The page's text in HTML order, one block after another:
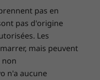
ininterrompu sur
7 2-en-1. Alimenté
garder la
les prochains
la puissance
augmente la
avec un zap de
le modèle et la
pas en
pas d'origine
Les
mais peuvent
non
n'a aucune